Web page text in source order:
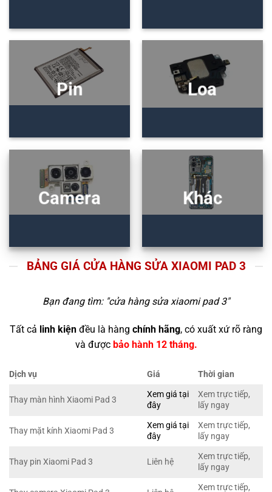
Pin Loa
Camera Khác
BẢNG GIÁ CỬA HÀNG SỬA XIAOMI PAD 3
Bạn đang tìm: "cửa hàng sửa xiaomi pad 3"
Tất cả linh kiện đều là hàng chính hãng, có xuất xứ rõ ràng
và được bảo hành 12 tháng.
Dịch vụ Giá Thời gian
Thay màn hình Xiaomi Pad 3
Xem giá tại
đây
Xem trực tiếp,
lấy ngay
Thay mặt kính Xiaomi Pad 3
Xem giá tại
đây
Xem trực tiếp,
lấy ngay
Thay pin Xiaomi Pad 3 Liên hệ
Xem trực tiếp,
lấy ngay
Xem trực tiếp,